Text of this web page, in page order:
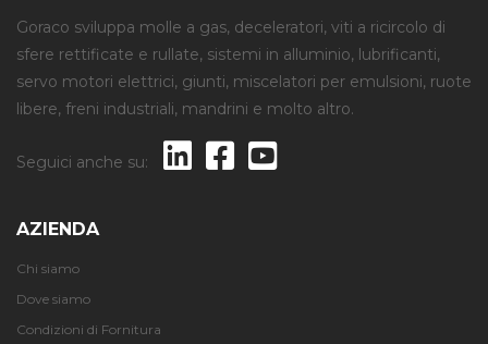
Goraco sviluppa molle a gas, deceleratori, viti a ricircolo di
sfere rettificate e rullate, sistemi in alluminio, lubrificanti,
servo motori elettrici, giunti, miscelatori per emulsioni, ruote
libere, freni industriali, mandrini e molto altro.
Seguici anche su:
AZIENDA
Chi siamo
Dove siamo
Condizioni di Fornitura